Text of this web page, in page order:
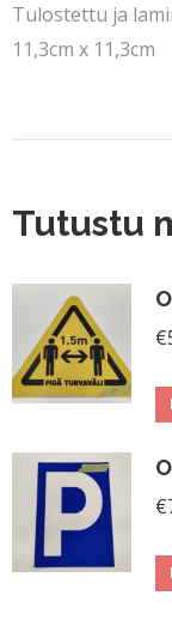
Tulostettu ja
11,3cm x 11,3cm
Tutustu
€
€